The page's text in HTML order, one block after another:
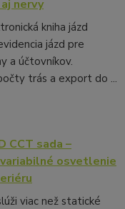
nervy
kniha jázd
jázd pre
a účtovníkov.
trás a export do ...
CCT sada –
osvetlenie
viac než statické